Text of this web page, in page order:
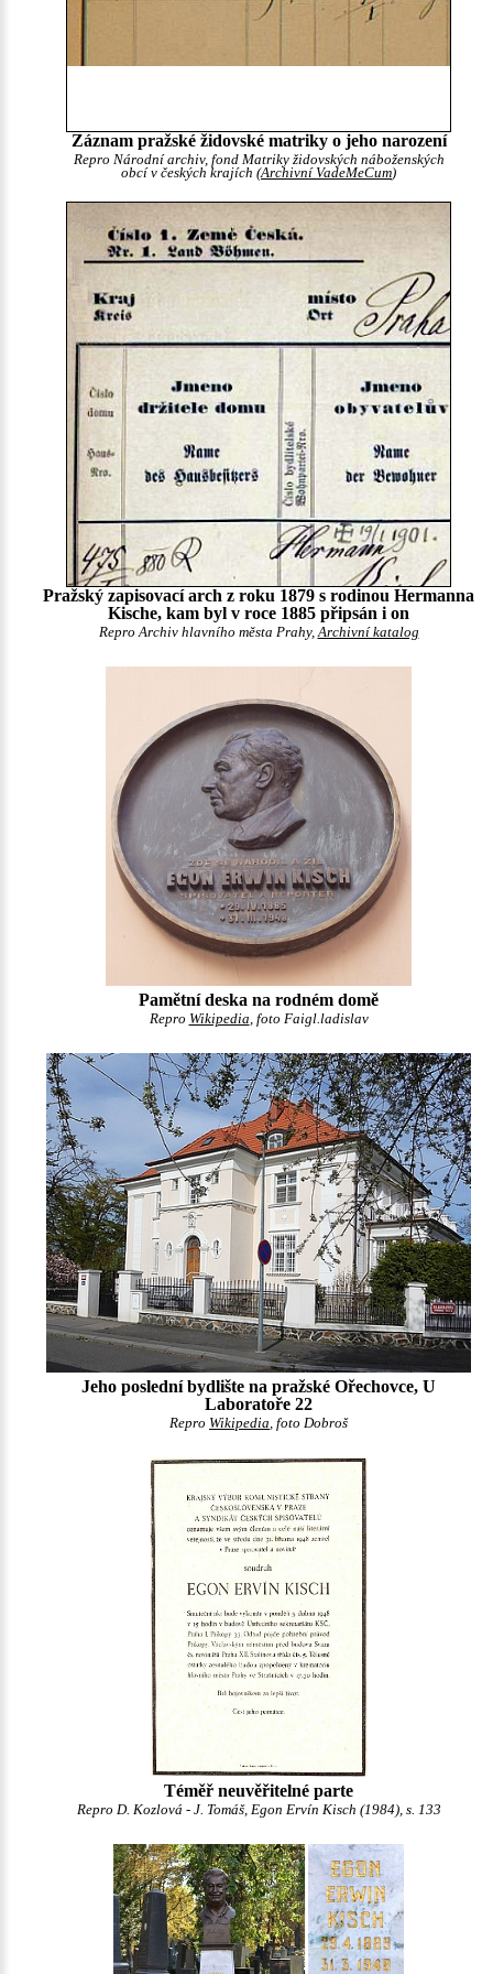
Záznam pražské židovské matriky o jeho narození
Repro Národní archiv, fond Matriky židovských náboženských
obcí v českých krajích (Archivní VadeMeCum)
Pražský zapisovací arch z roku 1879 s rodinou Hermanna
Kische, kam byl v roce 1885 připsán i on
Repro Archiv hlavního města Prahy,Archivní katalog
Pamětní deska na rodném domě
Repro Wikipedia, foto Faigl.ladislav
Jeho poslední bydlište na pražské Ořechovce, U
Laboratoře 22
Repro Wikipedia, foto Dobroš
Téměř neuvěřitelné parte
Repro D. Kozlová - J. Tomáš, Egon Ervín Kisch (1984), s. 133